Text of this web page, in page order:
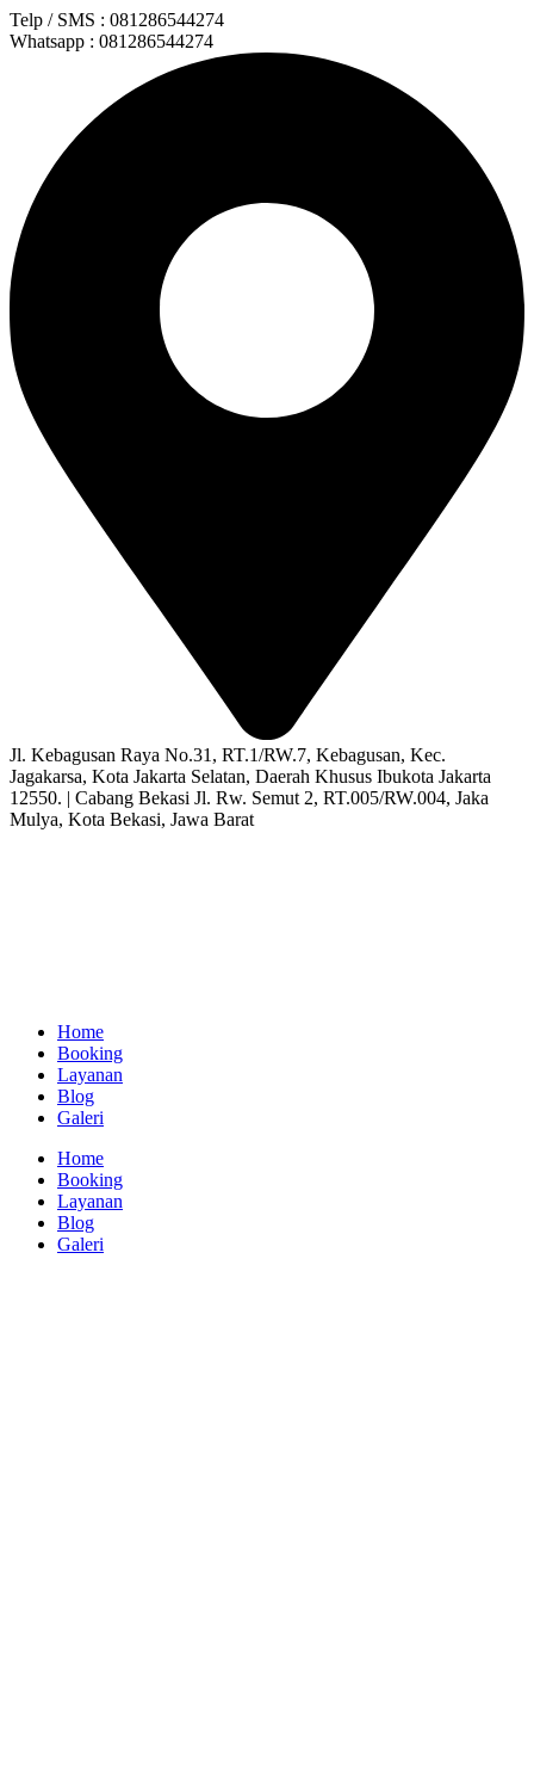
Lewati
ke
Telp / SMS : 081286544274
Whatsapp : 081286544274
Jl. Kebagusan Raya No.31, RT.1/RW.7, Kebagusan, Kec.
Jagakarsa, Kota Jakarta Selatan, Daerah Khusus Ibukota Jakarta
12550. | Cabang Bekasi Jl. Rw. Semut 2, RT.005/RW.004, Jaka
Mulya, Kota Bekasi, Jawa Barat
Home
Booking
Layanan
Blog
Galeri
Home
Booking
Layanan
Blog
Galeri